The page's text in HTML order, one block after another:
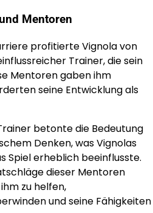
Mentoren
profitierte Vignola von
Trainer, die sein
Mentoren gaben ihm
seine Entwicklung als
betonte die Bedeutung
Denken, was Vignolas
Spiel erheblich beeinflusste.
dieser Mentoren
zu helfen,
und seine Fähigkeiten